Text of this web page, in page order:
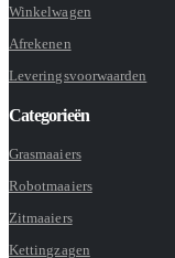
Winkelwagen
Afrekenen
Leveringsvoorwaarden
Categorieën
Grasmaaiers
Robotmaaiers
Zitmaaiers
Kettingzagen